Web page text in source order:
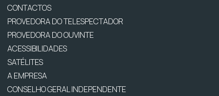
CONTACTOS
PROVEDORA DO TELESPECTADOR
PROVEDORA DO OUVINTE
ACESSIBILIDADES
SATÉLITES
A EMPRESA
CONSELHO GERAL INDEPENDENTE